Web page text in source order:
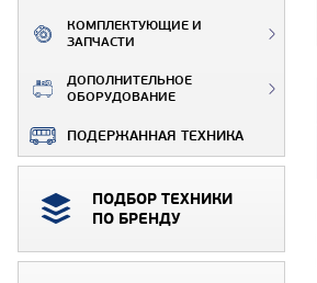
КОМПЛЕКТУЮЩИЕ И
ЗАПЧАСТИ
ДОПОЛНИТЕЛЬНОЕ
ОБОРУДОВАНИЕ
ПОДЕРЖАННАЯ ТЕХНИКА
ПОДБОР ТЕХНИКИ
ПО БРЕНДУ